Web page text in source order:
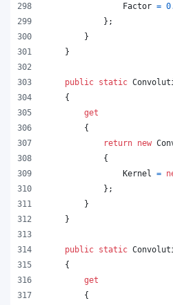
Factor =
} ;
}
}
public static
{
get
{
return new
{
Kernel
=
} ;
}
}
public static
{
get
{